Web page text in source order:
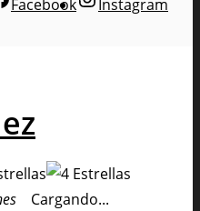
Facebook
Instagram
Cargando...